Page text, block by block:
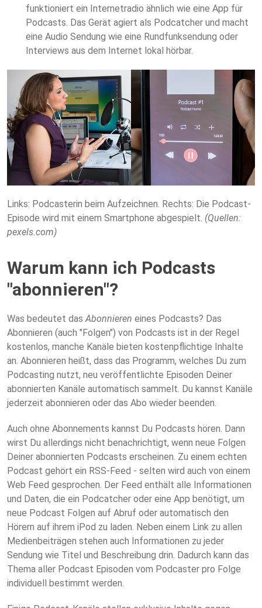
funktioniert ein Internetradio ähnlich wie eine App für
Podcasts. Das Gerät agiert als Podcatcher und macht
eine Audio Sendung wie eine Rundfunksendung oder
Interviews aus dem Internet lokal hörbar.
Links: Podcasterin beim Aufzeichnen. Rechts: Die Podcast-
Episode wird mit einem Smartphone abgespielt. (Quellen:
pexels.com)
Warum kann ich Podcasts
"abonnieren"?
Was bedeutet dasAbonnieren eines Podcasts? Das
Abonnieren (auch "Folgen") von Podcasts ist in der Regel
kostenlos, manche Kanäle bieten kostenpflichtige Inhalte
an. Abonnieren heißt, dass das Programm, welches Du zum
Podcasting nutzt, neu veröffentlichte Episoden Deiner
abonnierten Kanäle automatisch sammelt. Du kannst Kanäle
jederzeit abonnieren oder das Abo wieder beenden.
Auch ohne Abonnements kannst Du Podcasts hören. Dann
wirst Du allerdings nicht benachrichtigt, wenn neue Folgen
Deiner abonnierten Podcasts erscheinen. Zu einem echten
Podcast gehört ein RSS-Feed - selten wird auch von einem
Web Feed gesprochen. Der Feed enthält alle Informationen
und Daten, die ein Podcatcher oder eine App benötigt, um
neue Podcast Folgen auf Abruf oder automatisch den
Hörern auf ihrem iPod zu laden. Neben einem Link zu allen
Medienbeiträgen stehen auch Informationen zu jeder
Sendung wie Titel und Beschreibung drin. Dadurch kann das
Thema aller Podcast Episoden vom Podcaster pro Folge
individuell bestimmt werden.